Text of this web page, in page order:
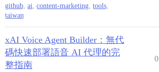
github, ai, content-marketing, tools,
taiwan
xAI Voice Agent Builder：無代
碼快速部署語音 AI 代理的完
整指南
0